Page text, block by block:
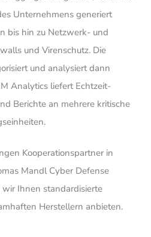
Unternehmens generiert
bis hin zu Netzwerk- und
und Virenschutz. Die
und analysiert dann
Analytics liefert Echtzeit-
Berichte an mehrere kritische
Kooperationspartner in
Mandl Cyber Defense
Ihnen standardisierte
Herstellern anbieten.